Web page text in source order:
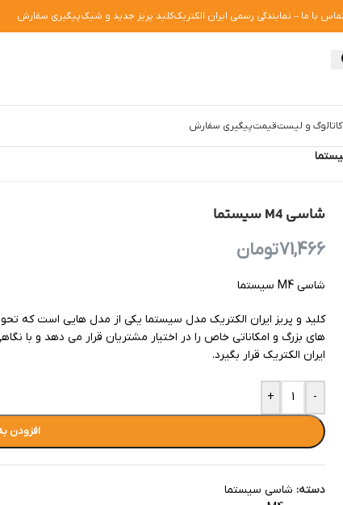
با ما – نمایندگی رسمی ایران الکتریککلید پریز جدید و شیکپیگیری سفارش
کاتالوگ و لیست‌قیمتپیگیری سفارش
شاسی M4 سیستما
71,466تومان
شاسی M4 سیستما
کلید و پریز ایران الکتریک مدل سیستما یکی از مدل هایی است که
های بزرگ و امکاناتی خاص را در اختیار مشتریان قرار می دهد و با
ایران الکتریک قرار بگیرد.
-
+
افزودن
دسته: شاسی سیستما